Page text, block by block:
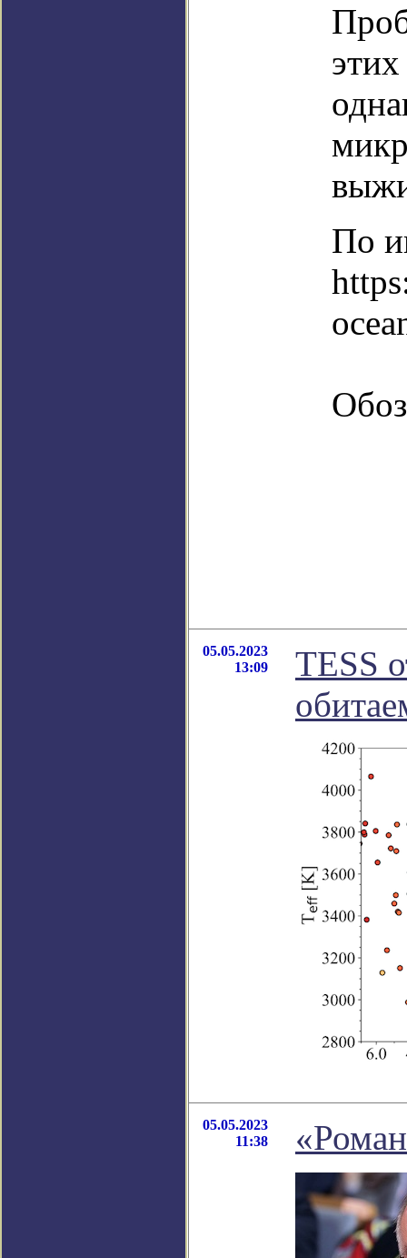
По
05.05.2023
13:09
TESS
05.05.2023
11:38